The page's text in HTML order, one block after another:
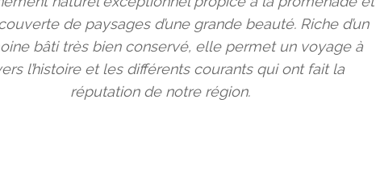
de paysages d’une grande beauté. Riche d’un
bâti très bien conservé, elle permet un voyage à
l’histoire et les différents courants qui ont fait la
réputation de notre région.